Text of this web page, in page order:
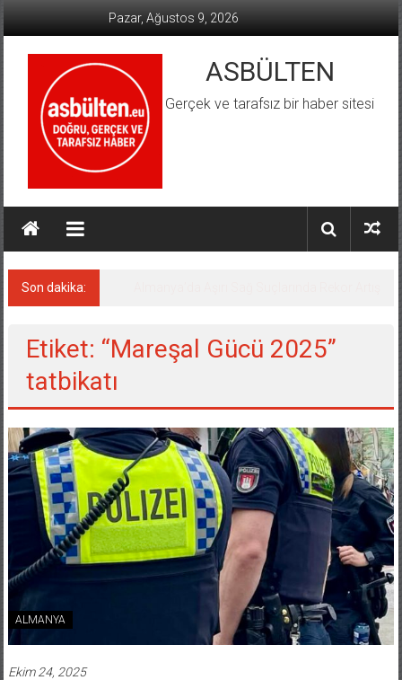
Pazar, Ağustos 9, 2026
ASBÜLTEN
Gerçek ve tarafsız bir haber sitesi
Son dakika:
Etiket: “Mareşal Gücü 2025”
tatbikatı
ALMANYA
Ekim 24, 2025